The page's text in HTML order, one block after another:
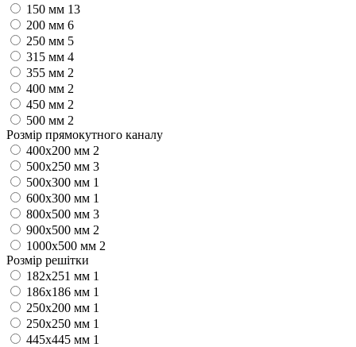
150 мм 13
200 мм 6
250 мм 5
315 мм 4
355 мм 2
400 мм 2
450 мм 2
500 мм 2
Розмір прямокутного каналу
400х200 мм 2
500х250 мм 3
500х300 мм 1
600х300 мм 1
800х500 мм 3
900х500 мм 2
1000х500 мм 2
Розмір решітки
182х251 мм 1
186х186 мм 1
250х200 мм 1
250х250 мм 1
445х445 мм 1